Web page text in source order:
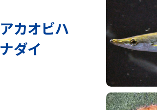
アカオビハ
ナダイ